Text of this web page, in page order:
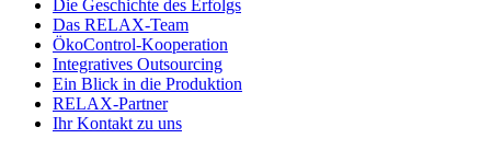
Die Geschichte des Erfolgs
Das RELAX-Team
ÖkoControl-Kooperation
Integratives Outsourcing
Ein Blick in die Produktion
RELAX-Partner
Ihr Kontakt zu uns